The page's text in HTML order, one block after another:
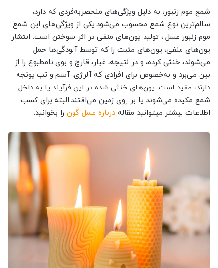
شمع موم زنبور، به دلیل ویژگی‌های منحصر‌به‌فردی که دارد،
سالم‌ترین نوعِ‌ شمع‌ محسوب می‌شود.یکی از ویژگی‌های این شمع‌
موم زنبور عسل ، تولید یون‌های منفی در اثر سوختن است. انتشار
یون‌های منفی، یون‌های مثبت را که توسط آلودگی‌ها حمل
می‌شوند، خنثی کرده، و در نتیجه، غبار، قارچ و بوی نامطبوع را از
بین می‌برد و به‌خصوص برای افرادی که آلرژی، آسم و تب یونجه
دارند، مفید است. یون‌های خنثی شده در این فرآیند یا به داخل
شمع مکیده می‌شوند یا بر روی زمین می‌افتند.البته برای کسب
اطلاعات بیشتر میتوانید مقاله درباره عسل گون را بخوانید.